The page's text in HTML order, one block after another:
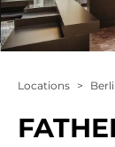
Locations >